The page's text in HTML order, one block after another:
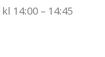
kl 14:00 – 14:45